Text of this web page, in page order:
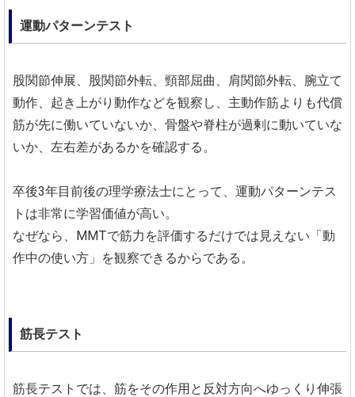
運動パターンテスト
股関節伸展、股関節外転、頸部屈曲、肩関節外転、腕立て
動作、起き上がり動作などを観察し、主動作筋よりも代償
筋が先に働いていないか、骨盤や脊柱が過剰に動いていな
いか、左右差があるかを確認する。
卒後3年目前後の理学療法士にとって、運動パターンテス
トは非常に学習価値が高い。
なぜなら、MMTで筋力を評価するだけでは見えない「動
作中の使い方」を観察できるからである。
筋長テスト
筋長テストでは、筋をその作用と反対方向へゆっくり伸張